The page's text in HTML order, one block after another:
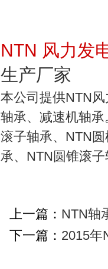
NTN 风力发
生产厂家
本公司提供NTN
轴承、减速机轴
滚子轴承、NTN
承、NTN圆锥滚
上一篇： NTN轴
下一篇： 2015年